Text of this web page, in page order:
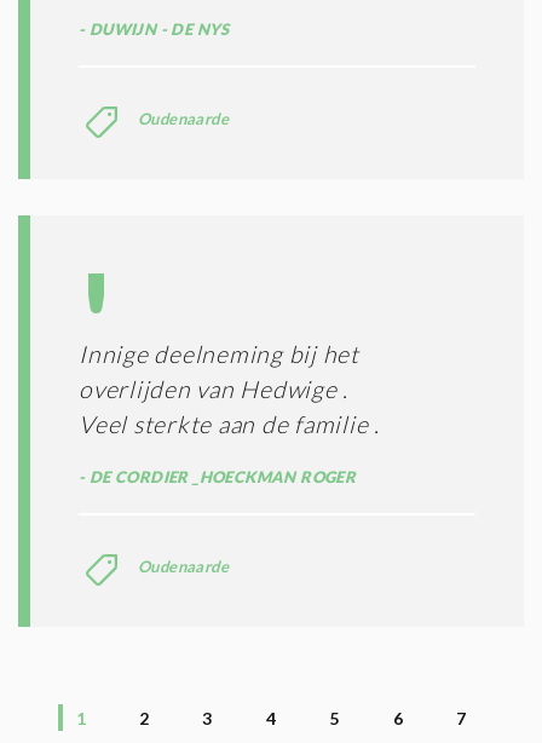
DUWIJN - DE NYS
Oudenaarde
Innige deelneming bij het
overlijden van Hedwige .
Veel sterkte aan de familie .
DE CORDIER _HOECKMAN ROGER
Oudenaarde
1 2 3 4 5 6
7